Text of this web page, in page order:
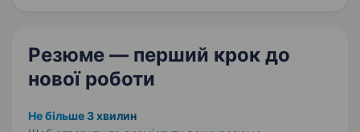
Резюме — перший крок до
нової роботи
Не більше 3 хвилин